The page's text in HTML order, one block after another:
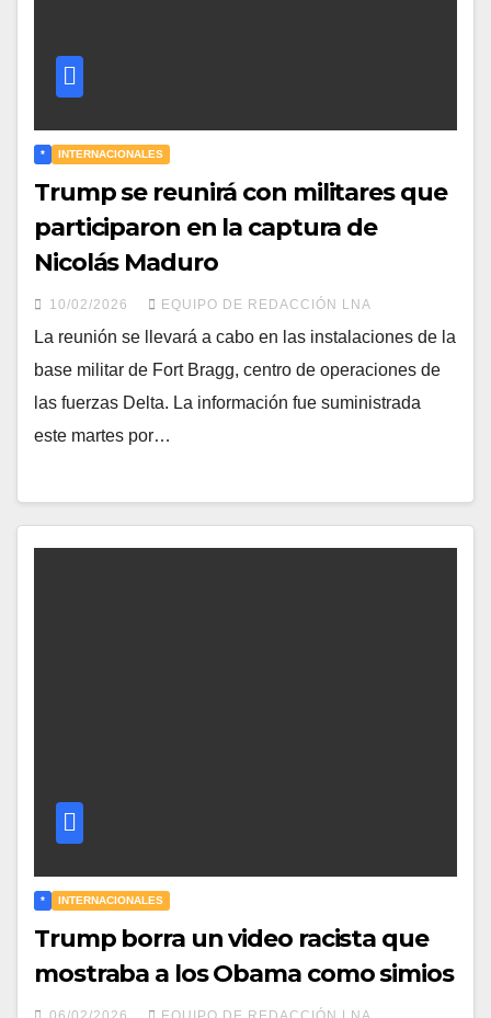
* INTERNACIONALES
Trump se reunirá con militares que
participaron en la captura de
Nicolás Maduro
10/02/2026 EQUIPO DE REDACCIÓN LNA
La reunión se llevará a cabo en las instalaciones de la
base militar de Fort Bragg, centro de operaciones de
las fuerzas Delta. La información fue suministrada
este martes por…
* INTERNACIONALES
Trump borra un video racista que
mostraba a los Obama como simios